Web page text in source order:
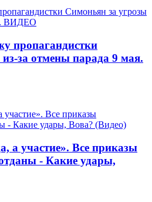
пропагандистки
за отмены парада 9 мая.
а участие». Все приказы
- Какие удары,